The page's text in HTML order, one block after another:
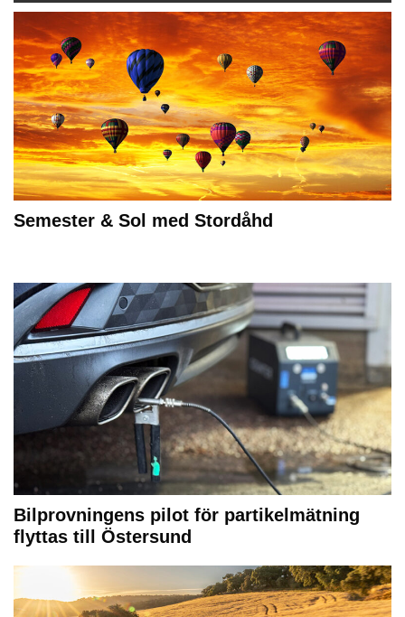
Semester & Sol med Stordåhd
Bilprovningens pilot för partikelmätning
flyttas till Östersund